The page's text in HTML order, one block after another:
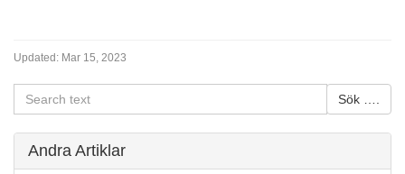
Updated: Mar 15, 2023
Andra Artiklar